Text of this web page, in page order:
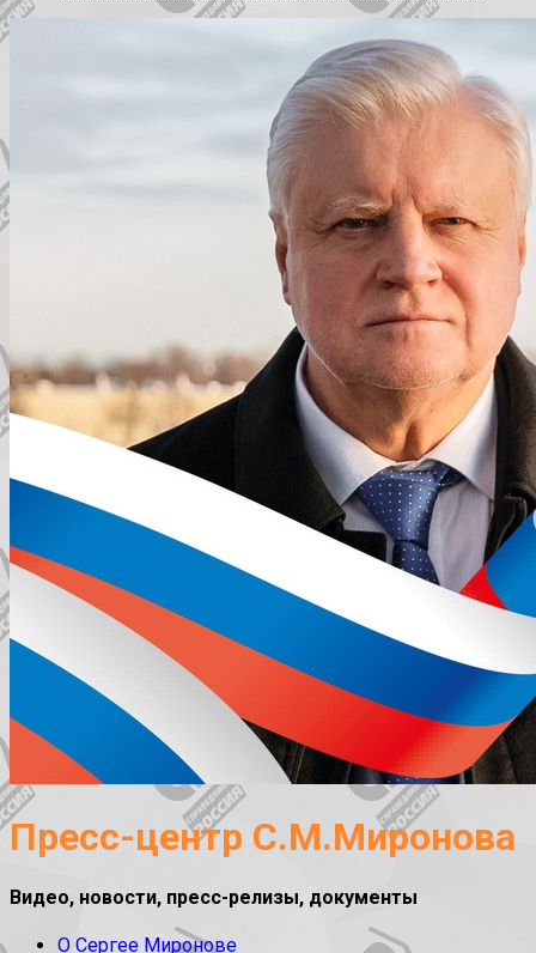
Пресс-центр С.М.Миронова
Видео, новости, пресс-релизы, документы
О Сергее Миронове